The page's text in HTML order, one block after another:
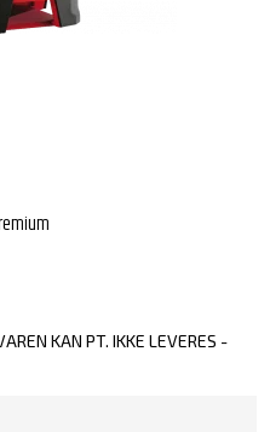
KAN PT. IKKE LEVERES -